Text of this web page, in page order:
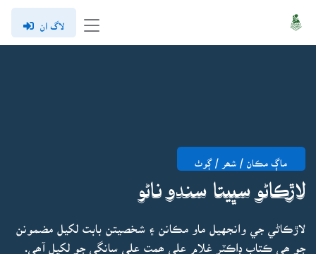
لاگ ان
ماڳ مڪان / شھر / ڳوٺ
لاڙڪاڻو سڀيتا سندو ناڻو
لاڙڪاڻي جي وانجهيل ماو مڪانن ۽ شخصيتن بابت لکيل مضمونن
جو ھي ڪتاب ڊاڪٽر غلام علي ھمت علي سانگي جو لکيل آھي.